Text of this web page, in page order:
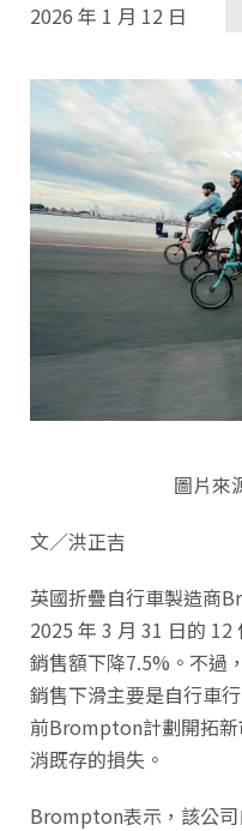
2026 年 1 月 12 日
圖片來
文／洪正吉
英國折疊自行車製造商
2025 年 3 月 31 日的 12
銷售額下降7.5%。不過
銷售下滑主要是自行車
前Brompton計劃開拓
消既存的損失。
Brompton表示，該公